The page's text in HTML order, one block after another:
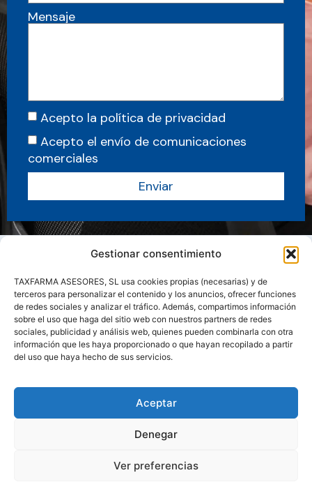
Gestionar consentimiento
TAXFARMA ASESORES, SL usa cookies propias (necesarias) y de
terceros para personalizar el contenido y los anuncios, ofrecer funciones
de redes sociales y analizar el tráfico. Además, compartimos información
sobre el uso que haga del sitio web con nuestros partners de redes
sociales, publicidad y análisis web, quienes pueden combinarla con otra
información que les haya proporcionado o que hayan recopilado a partir
del uso que haya hecho de sus servicios.
Aceptar
Denegar
Ver preferencias
Mensaje
Acepto la política de privacidad
Acepto el envío de comunicaciones
comerciales
Enviar
Sobre nosotros
Actualidad Manuales y Guias